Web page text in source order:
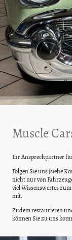
Muscle
Ihr Ansprechpartner
Folgen Sie uns (siehe
nicht nur von
viel Wissenswertes
mit.
Zudem restaurieren
können Sie zu uns